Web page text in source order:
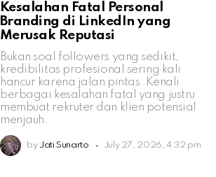
Kesalahan Fatal Personal
Branding di LinkedIn yang
Merusak Reputasi
Bukan soal followers yang sedikit,
kredibilitas profesional sering kali
hancur karena jalan pintas. Kenali
berbagai kesalahan fatal yang justru
membuat rekruter dan klien potensial
menjauh.
by Jati Sunarto July 27, 2026, 4:32 pm